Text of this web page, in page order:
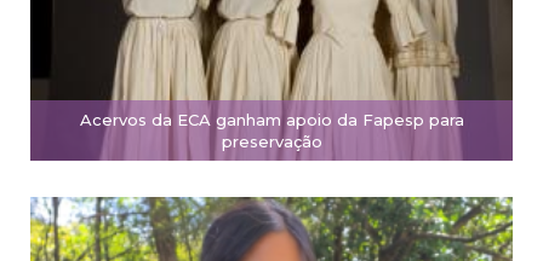
Acervos da ECA ganham apoio da Fapesp para
preservação